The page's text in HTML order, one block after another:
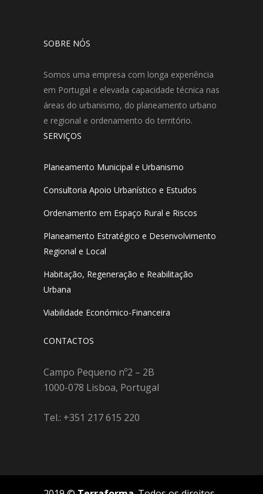
SOBRE NÓS
Somos uma empresa com longa experiência
em Portugal e elevada capacidade técnica nas
áreas do urbanismo, do planeamento urbano
e regional e ordenamento do território.
SERVIÇOS
Planeamento Municipal e Urbanismo
Consultoria Apoio Urbanístico e Estudos
Ordenamento em Espaço Rural e Riscos
Planeamento Estratégico e Desenvolvimento
Regional e Local
Habitação, Regeneração e Reabilitação
Urbana
Viabilidade Económico-Financeira
CONTACTOS
Campo Pequeno nº2 – 2B
1000-078 Lisboa, Portugal
Tel.: +351 217 615 220